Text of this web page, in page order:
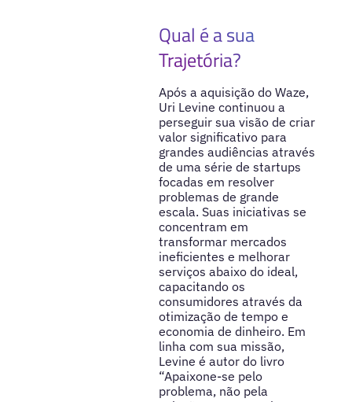
Qual é a sua
Trajetória?
Após a aquisição do Waze,
Uri Levine continuou a
perseguir sua visão de criar
valor significativo para
grandes audiências através
de uma série de startups
focadas em resolver
problemas de grande
escala. Suas iniciativas se
concentram em
transformar mercados
ineficientes e melhorar
serviços abaixo do ideal,
capacitando os
consumidores através da
otimização de tempo e
economia de dinheiro. Em
linha com sua missão,
Levine é autor do livro
“Apaixone-se pelo
problema, não pela